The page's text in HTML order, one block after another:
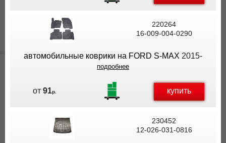
220264
16-009-004-0290
автомобильные коврики на FORD S-MAX 2015-
подробнее
от91р. купить
230452
12-026-031-0816